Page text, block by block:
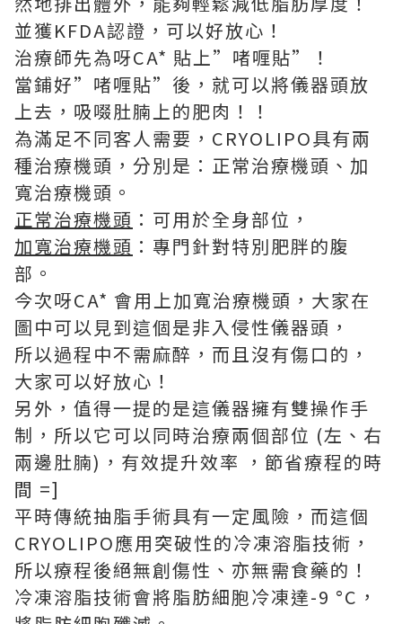
並獲KFDA認證，可以好放心！
治療師先為呀CA* 貼上”啫喱貼”！
當鋪好”啫喱貼”後，就可以將儀器頭放
上去，吸啜肚腩上的肥肉！！
為滿足不同客人需要，CRYOLIPO具有兩
種治療機頭，分別是：正常治療機頭、加
寬治療機頭。
正常治療機頭 ：可用於全身部位，
加寬治療機頭 ：專門針對特別肥胖的腹
部。
今次呀CA* 會用上加寬治療機頭，大家在
圖中可以見到這個是非入侵性儀器頭，
所以過程中不需麻醉，而且沒有傷口的，
大家可以好放心！
另外，值得一提的是這儀器擁有雙操作手
制，所以它可以同時治療兩個部位 (左、右
兩邊肚腩)，有效提升效率 ，節省療程的時
間 =]
平時傳統抽脂手術具有一定風險，而這個
CRYOLIPO應用突破性的冷凍溶脂技術，
所以療程後絕無創傷性、亦無需食藥的！
冷凍溶脂技術會將脂肪細胞冷凍達-9 °C，